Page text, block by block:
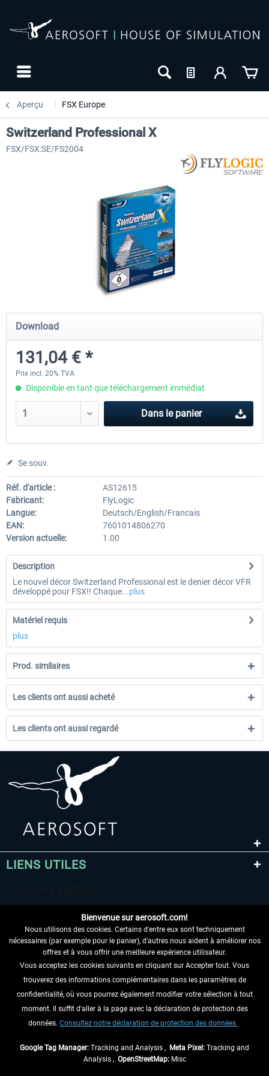
Aperçu FSX Europe
Mega Airport Frankfurt V2.0
30,20 € *
Mega Airport Berlin
Switzerland Professional X
FSX/FSX:SE/FS2004
Download
131,04 € *
Prix incl. 20% TVA
Disponible en tant que téléchargement immédiat
Dans le panier
Se souv.
Réf. d'article :
AS12615
Fabricant:
FlyLogic
Langue:
Deutsch/English/Francais
EAN:
7601014806270
Version actuelle:
1.00
Description
Le nouvel décor Switzerland Professional est le denier décor VFR
développé pour FSX!! Chaque...plus
Matériel requis
plus
Prod. similaires
Les clients ont aussi acheté
Les clients ont aussi regardé
LIENS UTILES
RENONCER AU CONTRAT ICI
INFORMATIONS
NE MANQUEZ PAS LES DERNIÈRES
Bienvenue sur aerosoft.com!
Nous utilisons des cookies. Certains d'entre eux sont techniquement
nécessaires (par exemple pour le panier), d'autres nous aident à améliorer nos
offres et à vous offrir une meilleure expérience utilisateur.
Vous acceptez les cookies suivants en cliquant sur Accepter tout. Vous
trouverez des informations complémentaires dans les paramètres de
confidentialité, où vous pourrez également modifier votre sélection à tout
moment. Il suffit d'aller à la page avec la déclaration de protection des
données. Consultez notre déclaration de protection des données.
Google Tag Manager: Tracking and Analysis , Meta Pixel: Tracking and
Analysis , OpenStreetMap:Misc